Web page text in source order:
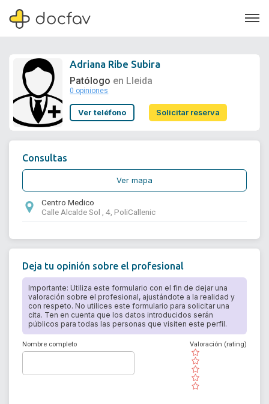
Soporte
Adriana Ribe Subira
Patólogo en Lleida
0 opiniones
Ver teléfono Solicitar reserva
Consultas
Ver mapa
Centro Medico
Calle Alcalde Sol , 4, PoliCallenic
Deja tu opinión sobre el profesional
Importante: Utiliza este formulario con el fin de dejar una
valoración sobre el profesional, ajustándote a la realidad y
con respeto. No utilices este formulario para solicitar una
cita. Ten en cuenta que los datos introducidos serán
públicos para todas las personas que visiten este perfil.
Nombre completo
( )
( )
( )
( )
( )
Valoración (rating)